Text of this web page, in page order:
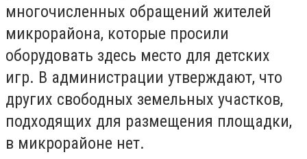
многочисленных обращений жителей
микрорайона, которые просили
оборудовать здесь место для детских
игр. В администрации утверждают, что
других свободных земельных участков,
подходящих для размещения площадки,
в микрорайоне нет.